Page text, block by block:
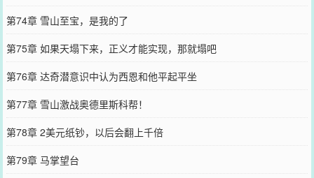
第74章 雪山至宝，是我的了
第75章 如果天塌下来，正义才能实现，那就塌吧
第76章 达奇潜意识中认为西恩和他平起平坐
第77章 雪山激战奥德里斯科帮！
第78章 2美元纸钞，以后会翻上千倍
第79章 马掌望台